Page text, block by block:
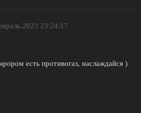
23:24:17
есть противогаз, наслаждайся )